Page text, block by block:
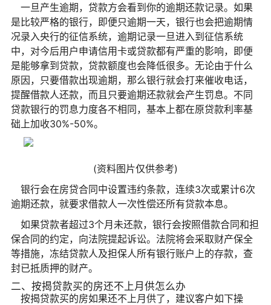
一旦产生逾期，贷款方会看到你的逾期还款记录。如果
是比较严格的银行，即便只逾期一天，银行也会把逾期情
况录入央行的征信系统，逾期记录一旦进入到征信系统
中，对今后用户申请信用卡或贷款都有严重的影响，即便
是能够拿到贷款，贷款额度也会降低很多。无论由于什么
原因，只要借款出现逾期，那么银行就会打来催收电话，
提醒借款人还款，而且只要逾期还款就会产生罚息。不同
贷款银行的罚息力度各不相同，基本上都在原贷款利率基
础上加收30%-50%。
(资料图片仅供参考)
银行会在房贷合同中设置违约条款，连续3次或累计6次
逾期还款，就要求借款人一次性偿还所有贷款本息。
如果贷款者超过3个月未还款，银行会按照借款合同和担
保合同的约定，向法院提起诉讼。法院将会采取财产保全
等措施，冻结贷款人及担保人所有银行账户上的存款，查
封已抵质押的财产。
二、按揭贷款买的房还不上月供怎么办
按揭贷款买的房如果还不上月供了，建议客户如下操